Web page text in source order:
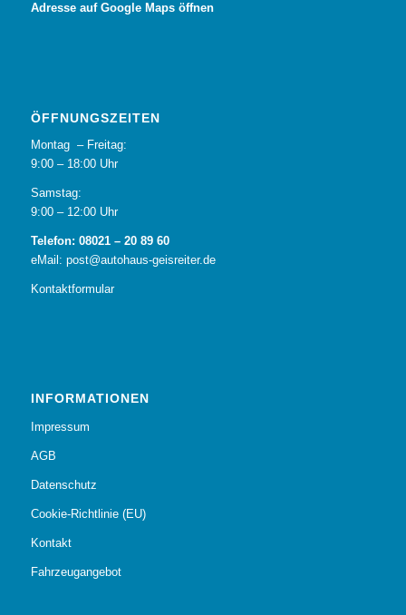
Adresse auf Google Maps öffnen
ÖFFNUNGSZEITEN
Montag – Freitag:
9:00 – 18:00 Uhr
Samstag:
9:00 – 12:00 Uhr
Telefon: 08021 – 20 89 60
eMail: post@autohaus-geisreiter.de
Kontaktformular
INFORMATIONEN
Impressum
AGB
Datenschutz
Cookie-Richtlinie (EU)
Kontakt
Fahrzeugangebot